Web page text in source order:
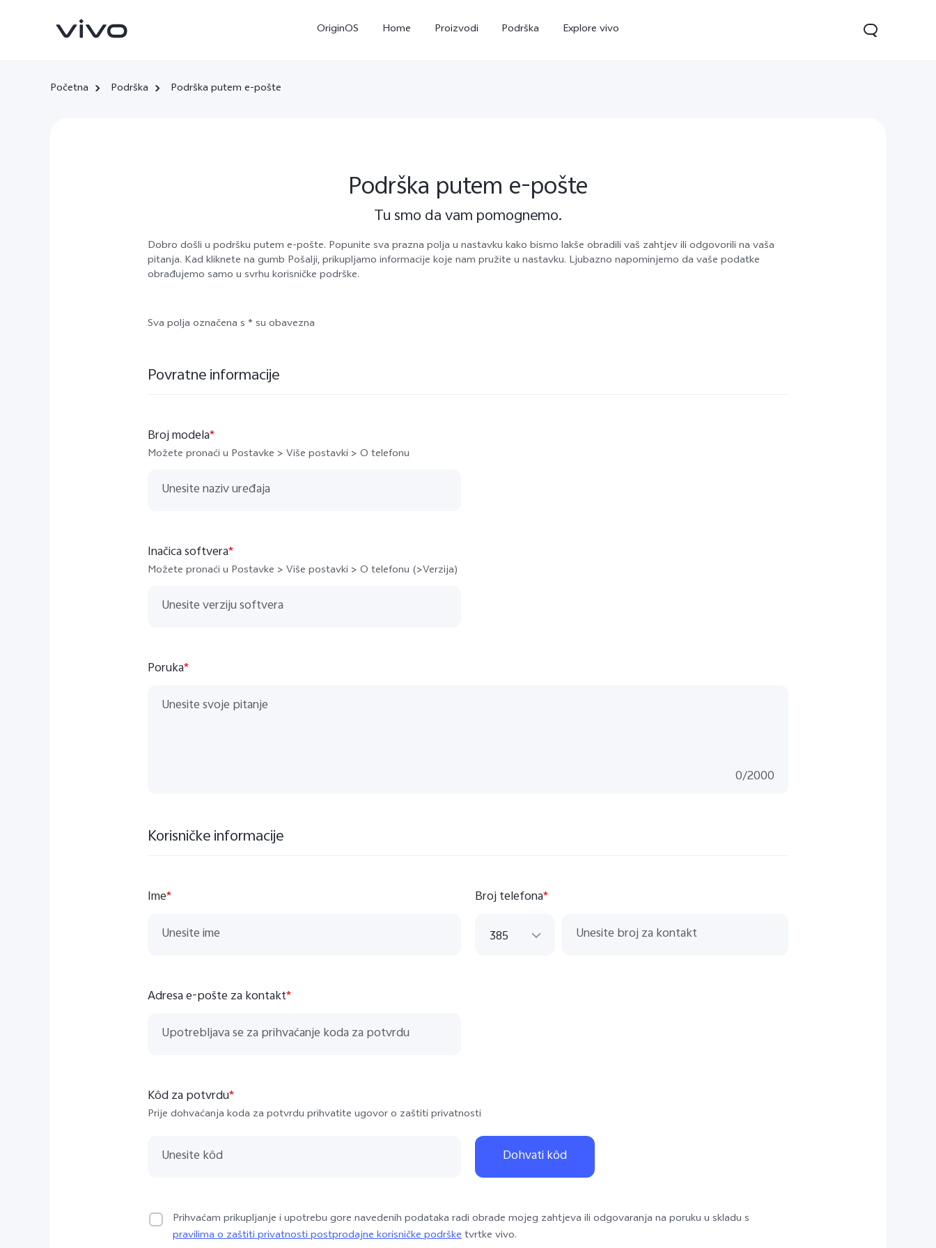
OriginOS Home Proizvodi Podrška Explore vivo
Početna Podrška Podrška putem e-pošte
Podrška putem e-pošte
Tu smo da vam pomognemo.
Dobro došli u podršku putem e-pošte. Popunite sva prazna polja u nastavku kako bismo lakše obradili vaš zahtjev ili odgovorili na vaša
pitanja. Kad kliknete na gumb Pošalji, prikupljamo informacije koje nam pružite u nastavku. Ljubazno napominjemo da vaše podatke
obrađujemo samo u svrhu korisničke podrške.
Sva polja označena s * su obavezna
Povratne informacije
Broj modela*
Možete pronaći u Postavke > Više postavki > O telefonu
Inačica softvera*
Možete pronaći u Postavke > Više postavki > O telefonu (>Verzija)
Poruka*
0/2000
Korisničke informacije
Ime* Broj telefona*
385
421
34
Adresa e-pošte za kontakt*
Kôd za potvrdu*
Prije dohvaćanja koda za potvrdu prihvatite ugovor o zaštiti privatnosti
Dohvati kôd
Prihvaćam prikupljanje i upotrebu gore navedenih podataka radi obrade mojeg zahtjeva ili odgovaranja na poruku u skladu s
pravilima o zaštiti privatnosti postprodajne korisničke podršketvrtke vivo.